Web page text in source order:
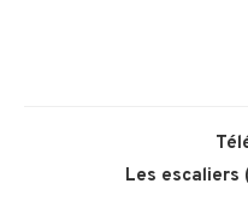
Les escaliers